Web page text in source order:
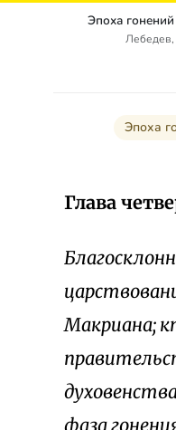
Эпоха
Глава
Макриана;
фаза